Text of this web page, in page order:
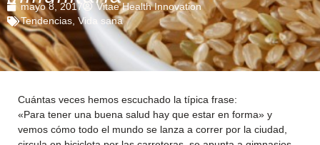
mayo 8, 2017
Vitae Health Innovation
Tendencias Vida sana
Cuántas veces hemos escuchado la típica frase:
«Para tener una buena salud hay que estar en forma» y
vemos cómo todo el mundo se lanza a correr por la ciudad,